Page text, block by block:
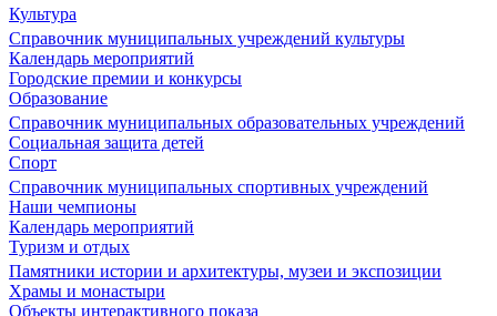
Культура
Справочник муниципальных учреждений культуры
Календарь мероприятий
Городские премии и конкурсы
Образование
Справочник муниципальных образовательных учреждений
Социальная защита детей
Спорт
Справочник муниципальных спортивных учреждений
Наши чемпионы
Календарь мероприятий
Туризм и отдых
Памятники истории и архитектуры, музеи и экспозиции
Храмы и монастыри
Объекты интерактивного показа